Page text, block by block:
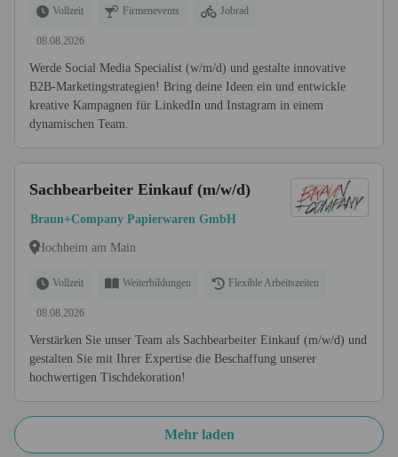
Vollzeit Firmenevents Jobrad
08.08.2026
Werde Social Media Specialist (w/m/d) und gestalte innovative
B2B-Marketingstrategien! Bring deine Ideen ein und entwickle
kreative Kampagnen für LinkedIn und Instagram in einem
dynamischen Team.
Sachbearbeiter Einkauf (m/w/d)
Braun+Company Papierwaren GmbH
Hochheim am Main
Vollzeit Weiterbildungen Flexible Arbeitszeiten
08.08.2026
Verstärken Sie unser Team als Sachbearbeiter Einkauf (m/w/d) und
gestalten Sie mit Ihrer Expertise die Beschaffung unserer
hochwertigen Tischdekoration!
Mehr laden